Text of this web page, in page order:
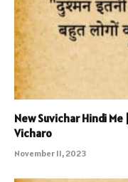
New Suvichar Hindi
Vicharo
November 11, 2023